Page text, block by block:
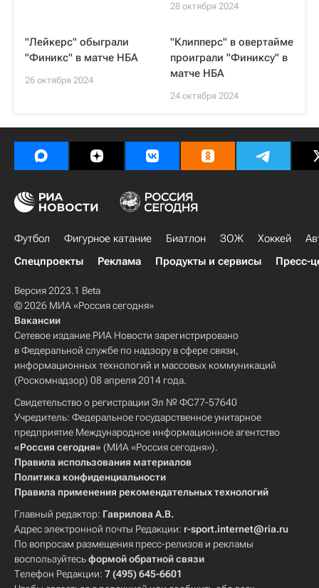
28 октября 2024
"Лейкерс" обыграли
"Финикс" в матче НБА
26 октября 2024
"Клипперс" в овертайме
проиграли "Финиксу" в
матче НБА
24 октября 2024
Футбол Фигурное катание Биатлон ЗОЖ Хоккей
Спецпроекты
Реклама Продукты и сервисы Пресс-
Версия 2023.1 Beta
© 2026 МИА «Россия сегодня»
Вакансии
Сетевое издание РИА Новости зарегистрировано
в Федеральной службе по надзору в сфере связи,
информационных технологий и массовых коммуникаций
(Роскомнадзор) 08 апреля 2014 года.
Свидетельство о регистрации Эл № ФС77-57640
Учредитель: Федеральное государственное унитарное
предприятие Международное информационное агентство
«Россия сегодня» (МИА «Россия сегодня»).
Правила использования материалов
Политика конфиденциальности
Правила применения рекомендательных технологий
Главный редактор: Гаврилова А.В.
Адрес электронной почты Редакции: r-sport.internet@ria.ru
По вопросам размещения пресс-релизов и рекламы
воспользуйтесьформой обратной связи
Телефон Редакции: 7 (495) 645-6601